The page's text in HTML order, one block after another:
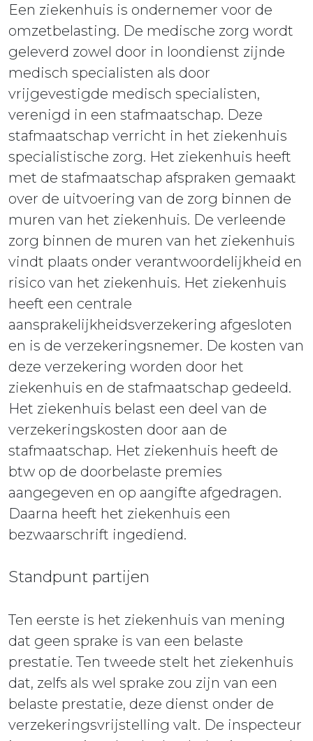
Een ziekenhuis is ondernemer voor de
omzetbelasting. De medische zorg wordt
geleverd zowel door in loondienst zijnde
medisch specialisten als door
vrijgevestigde medisch specialisten,
verenigd in een stafmaatschap. Deze
stafmaatschap verricht in het ziekenhuis
specialistische zorg. Het ziekenhuis heeft
met de stafmaatschap afspraken gemaakt
over de uitvoering van de zorg binnen de
muren van het ziekenhuis. De verleende
zorg binnen de muren van het ziekenhuis
vindt plaats onder verantwoordelijkheid en
risico van het ziekenhuis. Het ziekenhuis
heeft een centrale
aansprakelijkheidsverzekering afgesloten
en is de verzekeringsnemer. De kosten van
deze verzekering worden door het
ziekenhuis en de stafmaatschap gedeeld.
Het ziekenhuis belast een deel van de
verzekeringskosten door aan de
stafmaatschap. Het ziekenhuis heeft de
btw op de doorbelaste premies
aangegeven en op aangifte afgedragen.
Daarna heeft het ziekenhuis een
bezwaarschrift ingediend.
Standpunt partijen
Ten eerste is het ziekenhuis van mening
dat geen sprake is van een belaste
prestatie. Ten tweede stelt het ziekenhuis
dat, zelfs als wel sprake zou zijn van een
belaste prestatie, deze dienst onder de
verzekeringsvrijstelling valt. De inspecteur